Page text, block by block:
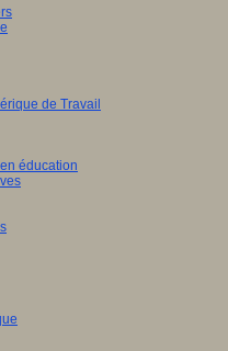
de Travail
éducation